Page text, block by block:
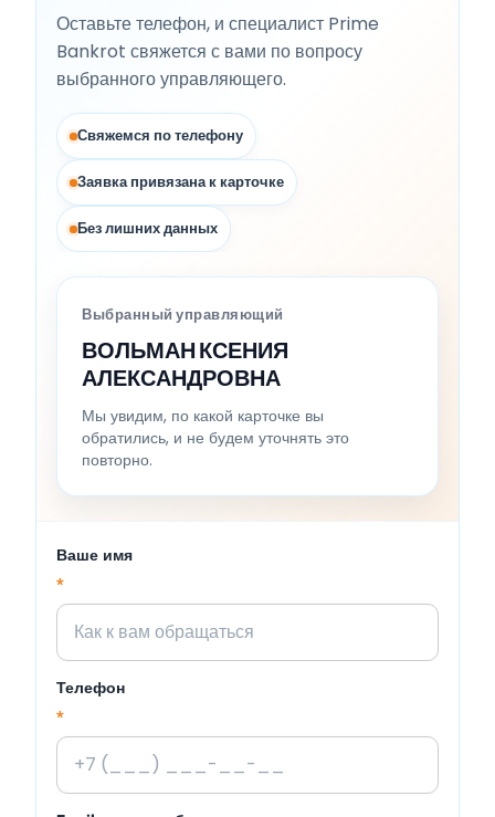
Оставьте телефон, и специалист Prime
Bankrot свяжется с вами по вопросу
выбранного управляющего.
Свяжемся по телефону
Заявка привязана к карточке
Без лишних данных
Выбранный управляющий
ВОЛЬМАН КСЕНИЯ
АЛЕКСАНДРОВНА
Мы увидим, по какой карточке вы
обратились, и не будем уточнять это
повторно.
Ваше имя
*
Телефон
*